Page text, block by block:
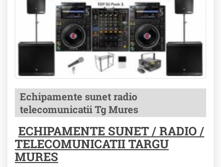
Echipamente sunet radio
telecomunicatii Tg Mures
ECHIPAMENTE SUNET / RADIO /
TELECOMUNICATII TARGU
MURES